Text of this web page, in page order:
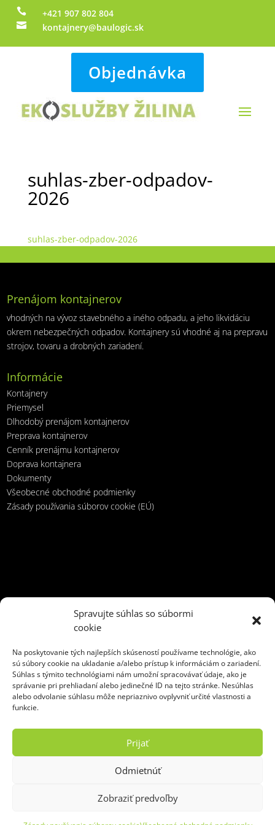
Spravujte súhlas so súbormi
cookie
Na poskytovanie tých najlepších skúseností používame technológie, ako
sú súbory cookie na ukladanie a/alebo prístup k informáciám o zariadení.
Súhlas s týmito technológiami nám umožní spracovávať údaje, ako je
správanie pri prehliadaní alebo jedinečné ID na tejto stránke. Nesúhlas
alebo odvolanie súhlasu môže nepriaznivo ovplyvniť určité vlastnosti a
funkcie.
Prijať
Odmietnúť
Zobraziť predvoľby
 +421 907 802 804
 kontajnery@baulogic.sk
Objednávka
suhlas-zber-odpadov-
2026
suhlas-zber-odpadov-2026
Prenájom kontajnerov
vhodných na vývoz stavebného a iného odpadu, a jeho likvidáciu
okrem nebezpečných odpadov. Kontajnery sú vhodné aj na prepravu
strojov, tovaru a drobných zariadení.
Informácie
Kontajnery
Priemysel
Dlhodobý prenájom kontajnerov
Preprava kontajnerov
Cenník prenájmu kontajnerov
Doprava kontajnera
Dokumenty
Všeobecné obchodné podmienky
Zásady používania súborov cookie (EÚ)
naťahovák
triedenie odpadu
uzamykateľný veľkoobjemový
010 01 Žilina
kontajnery@baulogic.sk
Copyright © 2020 - 2026 Ekoslužby Žilina, s. r. o.